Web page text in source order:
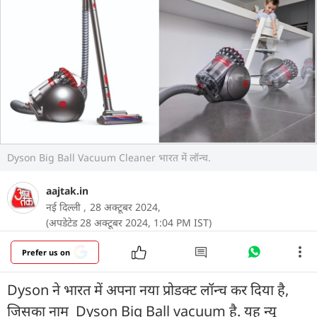
Dyson Big Ball Vacuum Cleaner भारत में लॉन्च.
aajtak.in
नई दिल्ली , 28 अक्टूबर 2024,
(अपडेटेड 28 अक्टूबर 2024, 1:04 PM IST)
Prefer us on
Dyson ने भारत में अपना नया प्रोडक्ट लॉन्च कर दिया है,
जिसका नाम Dyson Big Ball vacuum है. यह न्यू